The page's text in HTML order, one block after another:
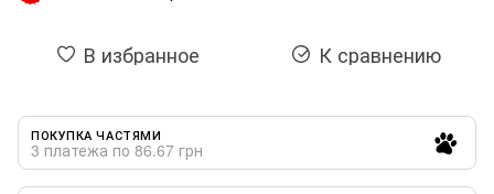
В избранное К сравнению
ПОКУПКА ЧАСТЯМИ
3 платежа по 86.67 грн